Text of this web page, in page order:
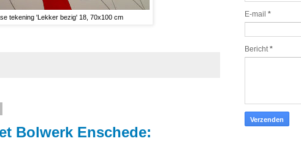
tekening 'Lekker bezig' 18, 70x100 cm
Bolwerk Enschede:
E-mail *
Bericht*